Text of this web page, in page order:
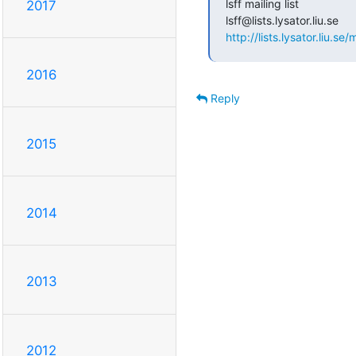
2017
2016
2015
2014
2013
2012
lsff mailing list
lsff@lists.lysator.liu.se
http://lists.lysator.liu.se/
Reply